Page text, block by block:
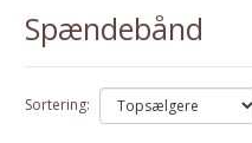
Spændebånd
Sortering: